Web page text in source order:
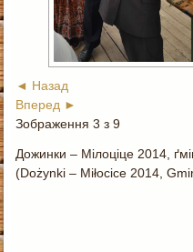
◄ Назад
Вперед ►
Зображення 3 з 9
Дожинки – Мілоціце 2014,
(Dożynki – Miłocice 2014,